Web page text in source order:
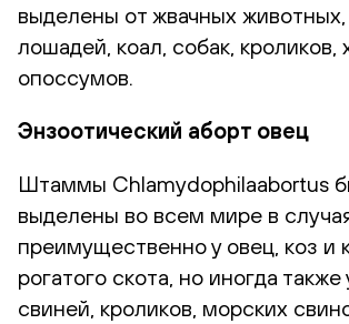
выделены от жвачных животных,
лошадей, коал, собак, кроликов,
опоссумов.
Энзоотический аборт овец
Штаммы Chlamydophilaabortus
выделены во всем мире в
преимущественно у овец, коз и
рогатого скота, но иногда также
свиней, кроликов, морских